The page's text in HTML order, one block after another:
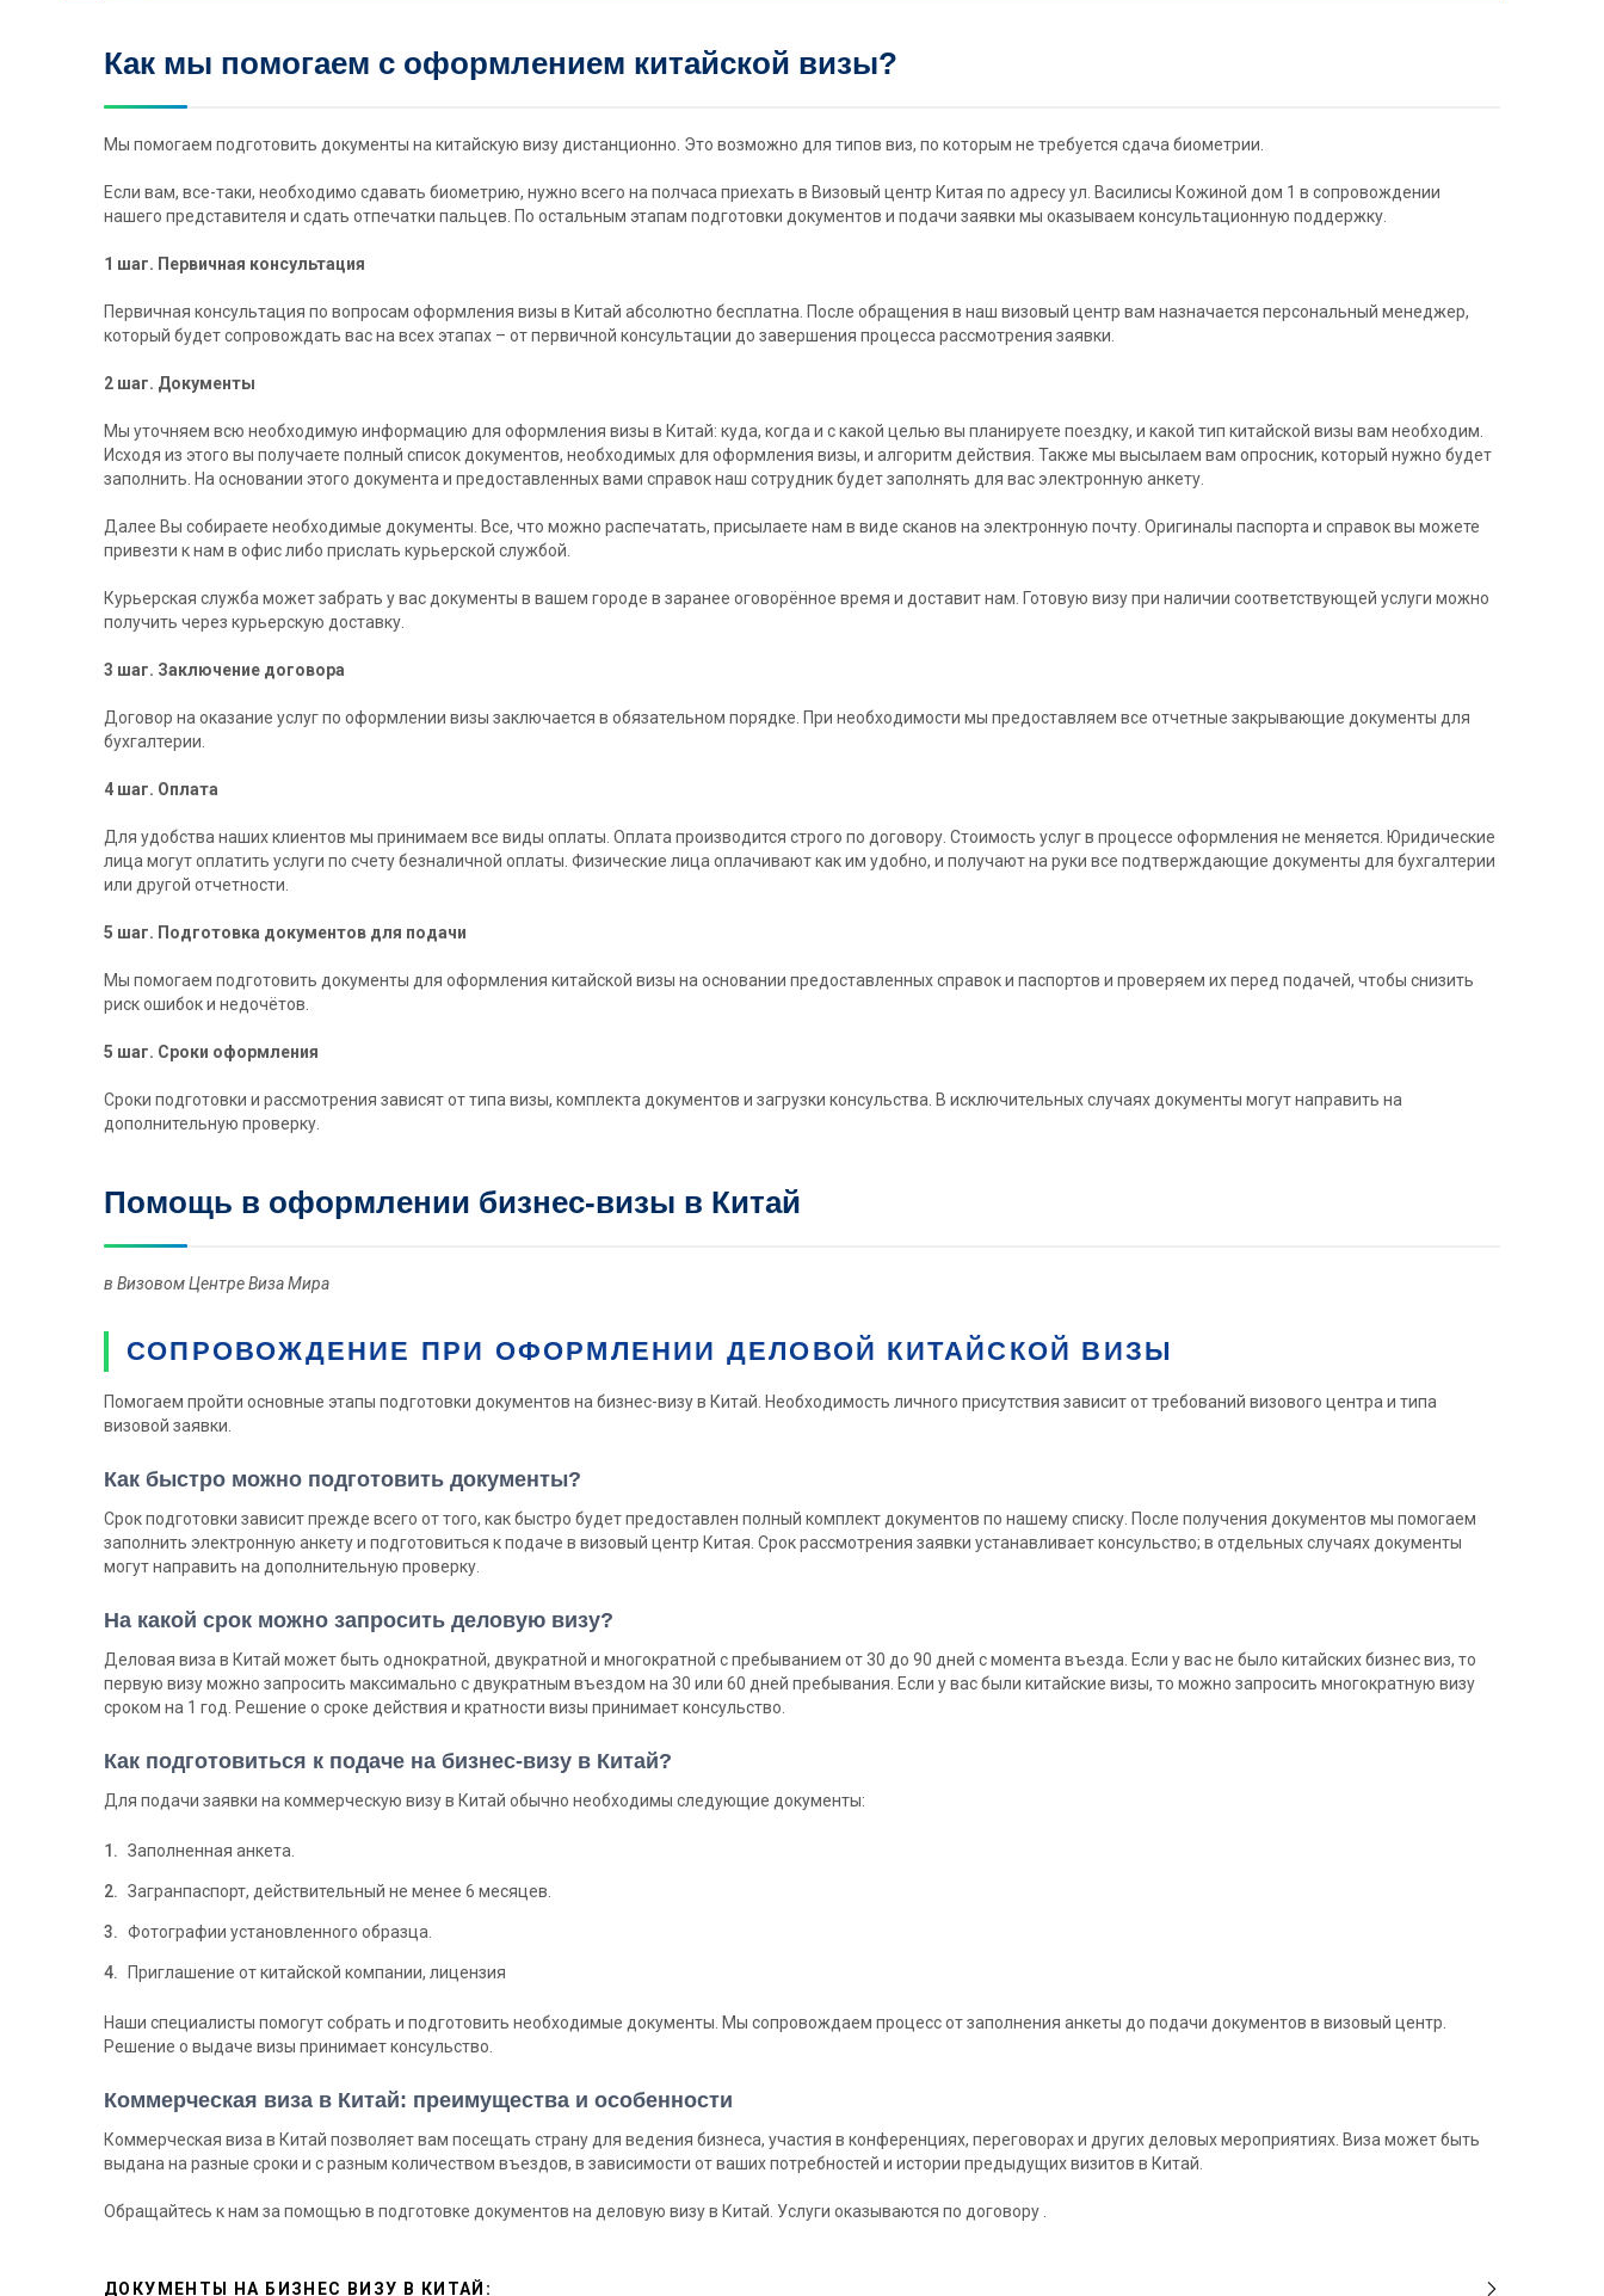
Как мы помогаем с оформлением китайской визы?
Мы помогаем подготовить документы на китайскую визу дистанционно. Это возможно для типов виз, по которым не требуется сдача биометрии.
Если вам, все-таки, необходимо сдавать биометрию, нужно всего на полчаса приехать в Визовый центр Китая по адресу ул. Василисы Кожиной дом 1 в сопровождении
нашего представителя и сдать отпечатки пальцев. По остальным этапам подготовки документов и подачи заявки мы оказываем консультационную поддержку.
1 шаг. Первичная консультация
Первичная консультация по вопросам оформления визы в Китай абсолютно бесплатна. После обращения в наш визовый центр вам назначается персональный менеджер,
который будет сопровождать вас на всех этапах – от первичной консультации до завершения процесса рассмотрения заявки.
2 шаг. Документы
Мы уточняем всю необходимую информацию для оформления визы в Китай: куда, когда и с какой целью вы планируете поездку, и какой тип китайской визы вам необходим.
Исходя из этого вы получаете полный список документов, необходимых для оформления визы, и алгоритм действия. Также мы высылаем вам опросник, который нужно будет
заполнить. На основании этого документа и предоставленных вами справок наш сотрудник будет заполнять для вас электронную анкету.
Далее Вы собираете необходимые документы. Все, что можно распечатать, присылаете нам в виде сканов на электронную почту. Оригиналы паспорта и справок вы можете
привезти к нам в офис либо прислать курьерской службой.
Курьерская служба может забрать у вас документы в вашем городе в заранее оговорённое время и доставит нам. Готовую визу при наличии соответствующей услуги можно
получить через курьерскую доставку.
3 шаг. Заключение договора
Договор на оказание услуг по оформлении визы заключается в обязательном порядке. При необходимости мы предоставляем все отчетные закрывающие документы для
бухгалтерии.
4 шаг. Оплата
Для удобства наших клиентов мы принимаем все виды оплаты. Оплата производится строго по договору. Стоимость услуг в процессе оформления не меняется. Юридические
лица могут оплатить услуги по счету безналичной оплаты. Физические лица оплачивают как им удобно, и получают на руки все подтверждающие документы для бухгалтерии
или другой отчетности.
5 шаг. Подготовка документов для подачи
Мы помогаем подготовить документы для оформления китайской визы на основании предоставленных справок и паспортов и проверяем их перед подачей, чтобы снизить
риск ошибок и недочётов.
5 шаг. Сроки оформления
Сроки подготовки и рассмотрения зависят от типа визы, комплекта документов и загрузки консульства. В исключительных случаях документы могут направить на
дополнительную проверку.
Помощь в оформлении бизнес-визы в Китай
в Визовом Центре Виза Мира
СОПРОВОЖДЕНИЕ ПРИ ОФОРМЛЕНИИ ДЕЛОВОЙ КИТАЙСКОЙ ВИЗЫ
Помогаем пройти основные этапы подготовки документов на бизнес-визу в Китай. Необходимость личного присутствия зависит от требований визового центра и типа
визовой заявки.
Как быстро можно подготовить документы?
Срок подготовки зависит прежде всего от того, как быстро будет предоставлен полный комплект документов по нашему списку. После получения документов мы помогаем
заполнить электронную анкету и подготовиться к подаче в визовый центр Китая. Срок рассмотрения заявки устанавливает консульство; в отдельных случаях документы
могут направить на дополнительную проверку.
На какой срок можно запросить деловую визу?
Деловая виза в Китай может быть однократной, двукратной и многократной с пребыванием от 30 до 90 дней с момента въезда. Если у вас не было китайских бизнес виз, то
первую визу можно запросить максимально с двукратным въездом на 30 или 60 дней пребывания. Если у вас были китайские визы, то можно запросить многократную визу
сроком на 1 год. Решение о сроке действия и кратности визы принимает консульство.
Как подготовиться к подаче на бизнес-визу в Китай?
Для подачи заявки на коммерческую визу в Китай обычно необходимы следующие документы:
Заполненная анкета.
Загранпаспорт, действительный не менее 6 месяцев.
Фотографии установленного образца.
Приглашение от китайской компании, лицензия
Наши специалисты помогут собрать и подготовить необходимые документы. Мы сопровождаем процесс от заполнения анкеты до подачи документов в визовый центр.
Решение о выдаче визы принимает консульство.
Коммерческая виза в Китай: преимущества и особенности
Коммерческая виза в Китай позволяет вам посещать страну для ведения бизнеса, участия в конференциях, переговорах и других деловых мероприятиях. Виза может быть
выдана на разные сроки и с разным количеством въездов, в зависимости от ваших потребностей и истории предыдущих визитов в Китай.
Обращайтесь к нам за помощью в подготовке документов на деловую визу в Китай. Услуги оказываются по договору .
ДОКУМЕНТЫ НА БИЗНЕС ВИЗУ В КИТАЙ: